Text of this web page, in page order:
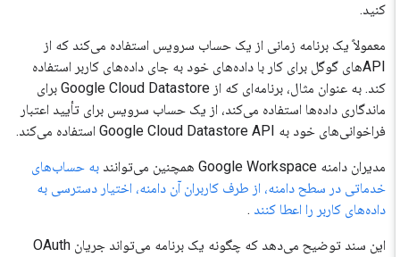
کنید.
معمولاً یک برنامه زمانی از یک حساب سرویس استفاده می‌کند که از
APIهای گوگل برای کار با داده‌های خود به جای داده‌های کاربر استفاده
کند. به عنوان مثال، برنامه‌ای که از Google Cloud Datastore برای
ماندگاری داده‌ها استفاده می‌کند، از یک حساب سرویس برای تأیید اعتبار
فراخوانی‌های خود به Google Cloud Datastore API استفاده می‌کند.
مدیران دامنه Google Workspace همچنین می‌توانند
به حساب‌های
خدماتی در سطح دامنه، از طرف کاربران آن دامنه، اختیار دسترسی به
داده‌های کاربر را اعطا کنند.
این سند توضیح می‌دهد که چگونه یک برنامه می‌تواند جریان OAuth